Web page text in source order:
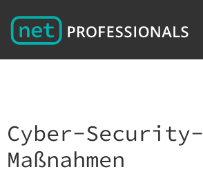
Cyber-Security-
Maßnahmen